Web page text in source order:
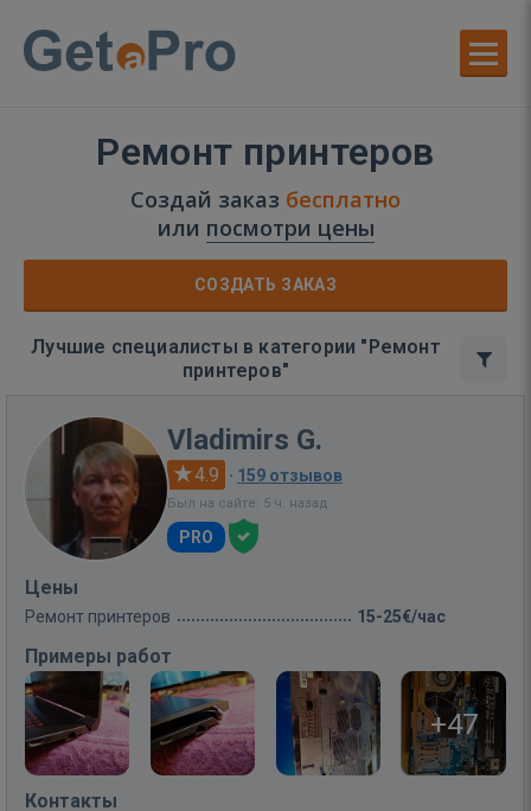
Ремонт принтеров
Создай заказ бесплатно
или посмотри цены
СОЗДАТЬ ЗАКАЗ
Лучшие специалисты в категории "Ремонт
принтеров"
Vladimirs G.
4.9 · 159 отзывов
Был на сайте: 5 ч. назад
PRO
Цены
Ремонт принтеров 15-25€/час
Примеры работ
+47
Контакты